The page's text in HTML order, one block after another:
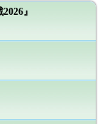
』